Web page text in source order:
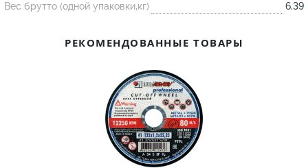
Контакт
Огнеупорная SiC смесь
Вес брутто (одной упаковки,кг)
6.39
РЕКОМЕНДОВАННЫЕ ТОВАРЫ